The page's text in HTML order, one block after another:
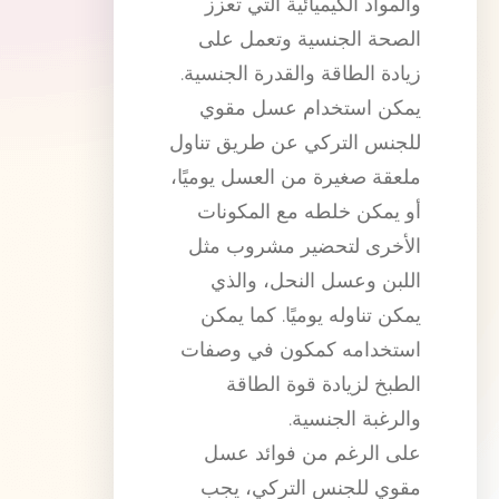
الصحة الجنسية وتعمل على
زيادة الطاقة والقدرة الجنسية.
يمكن استخدام عسل مقوي
للجنس التركي عن طريق تناول
ملعقة صغيرة من العسل يوميًا،
أو يمكن خلطه مع المكونات
الأخرى لتحضير مشروب مثل
اللبن وعسل النحل، والذي
يمكن تناوله يوميًا. كما يمكن
استخدامه كمكون في وصفات
الطبخ لزيادة قوة الطاقة
والرغبة الجنسية.
على الرغم من فوائد عسل
مقوي للجنس التركي، يجب